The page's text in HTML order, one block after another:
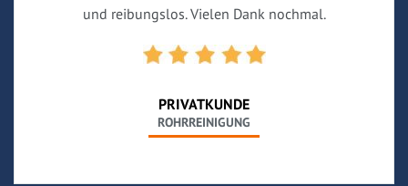
und reibungslos. Vielen Dank nochmal.
PRIVATKUNDE
ROHRREINIGUNG